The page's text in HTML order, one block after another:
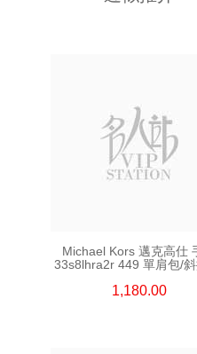
Michael Kors 邁克高仕
33s8lhra2r 449 單肩包/斜
1,180.00